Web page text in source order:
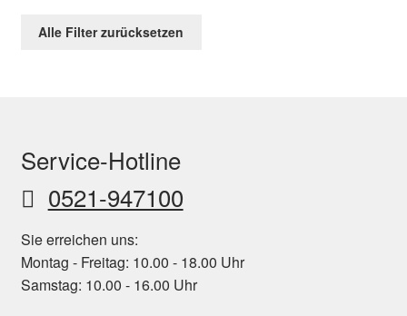
Alle Filter zurücksetzen
Service-Hotline
0521-947100
Sie erreichen uns:
Montag - Freitag: 10.00 - 18.00 Uhr
Samstag: 10.00 - 16.00 Uhr